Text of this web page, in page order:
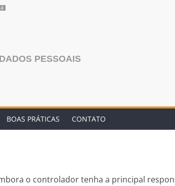
4
PESSOAIS
BOAS PRÁTICAS CONTATO
o controlador tenha a principal